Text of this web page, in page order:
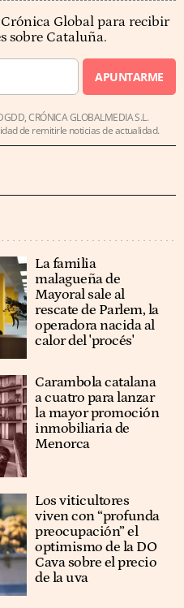
Global para recibir
sobre Cataluña.
APUNTARME
CRÓNICA GLOBALMEDIA S.L.
de remitirle noticias de actualidad.
La familia
malagueña de
Mayoral sale al
rescate de Parlem, la
operadora nacida al
calor del 'procés'
Carambola catalana
a cuatro para lanzar
la mayor promoción
inmobiliaria de
Menorca
Los viticultores
viven con “profunda
preocupación” el
optimismo de la DO
Cava sobre el precio
de la uva